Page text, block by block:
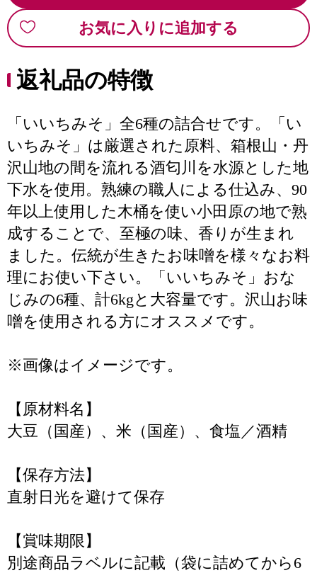
お気に入りに追加する
返礼品の特徴
「いいちみそ」全6種の詰合せです。「い
いちみそ」は厳選された原料、箱根山・丹
沢山地の間を流れる酒匂川を水源とした地
下水を使用。熟練の職人による仕込み、90
年以上使用した木桶を使い小田原の地で熟
成することで、至極の味、香りが生まれ
ました。伝統が生きたお味噌を様々なお料
理にお使い下さい。「いいちみそ」おな
じみの6種、計6kgと大容量です。沢山お味
噌を使用される方にオススメです。
※画像はイメージです。
【原材料名】
大豆（国産）、米（国産）、食塩／酒精
【保存方法】
直射日光を避けて保存
【賞味期限】
別途商品ラベルに記載（袋に詰めてから6